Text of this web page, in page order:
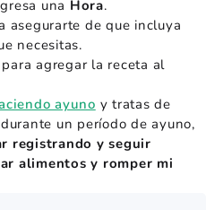
una Hora.
asegurarte de que incluya
necesitas.
para agregar la receta al
ayuno y tratas de
un período de ayuno,
registrando y seguir
alimentos y romper mi